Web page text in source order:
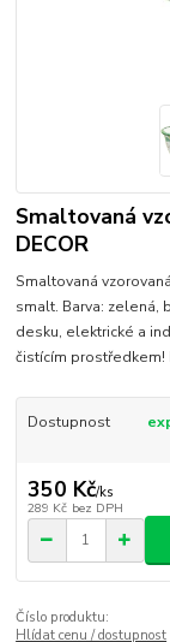
Smaltovaná
DECOR
Smaltovaná
smalt. Barva: zelená,
desku, elektrické a
čistícím prostředkem!
Dostupnost
350 Kč/ks
289 Kč bez DPH
Číslo produktu:
Hlídat cenu / dostupnost